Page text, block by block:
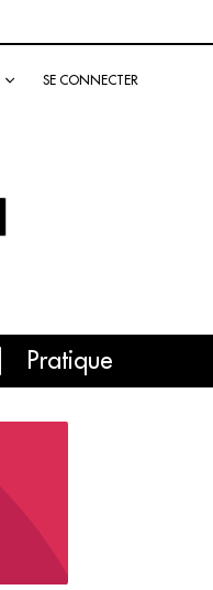
SE CONNECTER
Pratique